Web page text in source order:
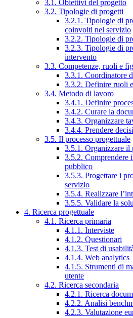
3.1. Obiettivi del progetto
3.2. Tipologie di progetti
3.2.1. Tipologie di
coinvolti nel servizio
3.2.2. Tipologie di
3.2.3. Tipologie di
intervento
3.3. Competenze, ruoli e
3.3.1. Coordinatore
3.3.2. Definire ruoli
3.4. Metodo di lavoro
3.4.1. Definire
3.4.2. Curare la
3.4.3. Organizzare
3.4.4. Prendere
3.5. Il processo progettuale
3.5.1. Organizzare il
3.5.2. Comprendere
pubblico
3.5.3. Progettare i
servizio
3.5.4. Realizzare
3.5.5. Validare la
4. Ricerca progettuale
4.1. Ricerca primaria
4.1.1. Interviste
4.1.2. Questionari
4.1.3. Test di
4.1.4. Web analytics
4.1.5. Strumenti di
utente
4.2. Ricerca secondaria
4.2.1. Ricerca
4.2.2. Analisi
4.2.3. Valutazione